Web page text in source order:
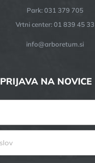
Park: 031 379 705
Vrtni center: 01 839 45 33
info@arboretum.si
PRIJAVA NA NOVICE